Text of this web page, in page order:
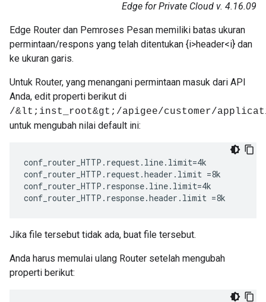
Edge for Private Cloud v. 4.16.09
Edge Router dan Pemroses Pesan memiliki batas ukuran
permintaan/respons yang telah ditentukan {i>header<i} dan
ke ukuran garis.
Untuk Router, yang menangani permintaan masuk dari API
Anda, edit properti berikut di
/&lt;inst_root&gt;/apigee/customer/
untuk mengubah nilai default ini:
conf_router_HTTP.request.line.limit=4k
conf_router_HTTP.request.header.limit =8k
conf_router_HTTP.response.line.limit=4k
conf_router_HTTP.response.header.limit =8k
Jika file tersebut tidak ada, buat file tersebut.
Anda harus memulai ulang Router setelah mengubah
properti berikut: